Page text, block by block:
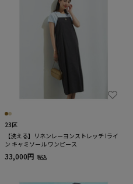
23区
【洗える】リネンレーヨンストレッチ Iライ
ン キャミソール ワンピース
33,000円 税込